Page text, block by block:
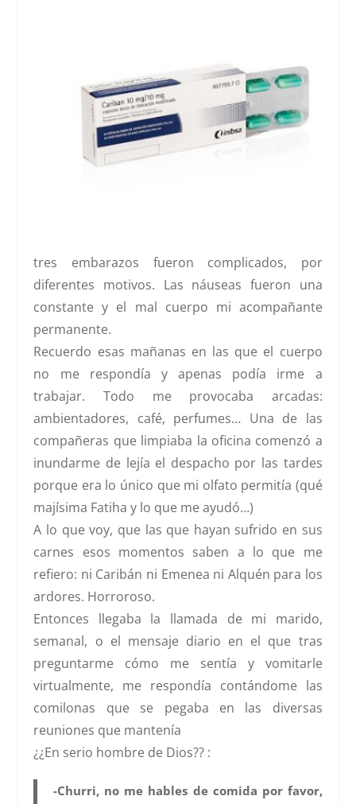
tres embarazos fueron complicados, por
diferentes motivos. Las náuseas fueron una
constante y el mal cuerpo mi acompañante
permanente.
Recuerdo esas mañanas en las que el cuerpo
no me respondía y apenas podía irme a
trabajar. Todo me provocaba arcadas:
ambientadores, café, perfumes… Una de las
compañeras que limpiaba la oficina comenzó a
inundarme de lejía el despacho por las tardes
porque era lo único que mi olfato permitía (qué
majísima Fatiha y lo que me ayudó…)
A lo que voy, que las que hayan sufrido en sus
carnes esos momentos saben a lo que me
refiero: ni Caribán ni Emenea ni Alquén para los
ardores. Horroroso.
Entonces llegaba la llamada de mi marido,
semanal, o el mensaje diario en el que tras
preguntarme cómo me sentía y vomitarle
virtualmente, me respondía contándome las
comilonas que se pegaba en las diversas
reuniones que mantenía
¿¿En serio hombre de Dios?? :
-Churri, no me hables de comida por favor,